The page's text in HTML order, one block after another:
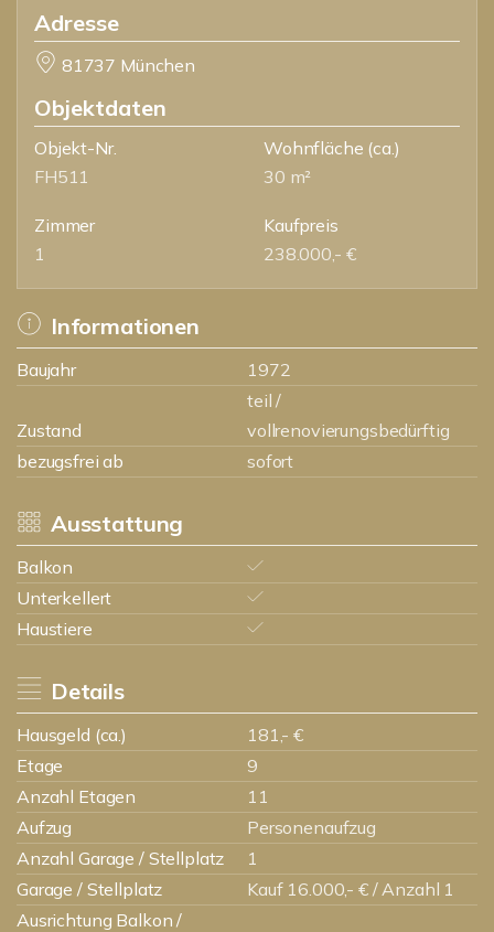
Adresse
81737 München
Objektdaten
Objekt-Nr.
FH511
Wohnfläche (ca.)
30 m²
Zimmer
1
Kaufpreis
238.000,- €
Informationen
Baujahr 1972
Zustand
teil /
vollrenovierungsbedürftig
bezugsfrei ab
sofort
Ausstattung
Balkon
Unterkellert
Haustiere
Details
Hausgeld (ca.)
181,- €
Etage
9
Anzahl Etagen
11
Aufzug
Personenaufzug
Anzahl Garage / Stellplatz
1
Garage / Stellplatz
Kauf 16.000,- € / Anzahl 1
Ausrichtung Balkon /